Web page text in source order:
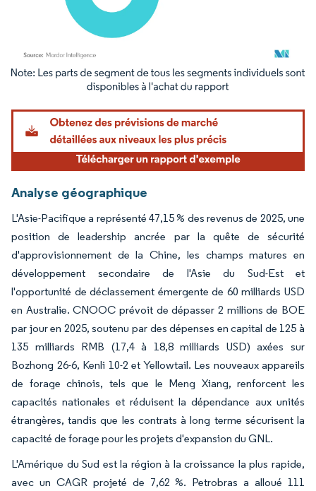
Image © Mordor Intelligence. La réutilisation nécessite une attribution sous CC BY
Analyse géographique
L'Asie-Pacifique a représenté 47,15 % des revenus de 2025, une
position de leadership ancrée par la quête de sécurité
d'approvisionnement de la Chine, les champs matures en
développement secondaire de l'Asie du Sud-Est et
l'opportunité de déclassement émergente de 60 milliards USD
en Australie. CNOOC prévoit de dépasser 2 millions de BOE
par jour en 2025, soutenu par des dépenses en capital de 125 à
135 milliards RMB (17,4 à 18,8 milliards USD) axées sur
Bozhong 26-6, Kenli 10-2 et Yellowtail. Les nouveaux appareils
de forage chinois, tels que le Meng Xiang, renforcent les
capacités nationales et réduisent la dépendance aux unités
étrangères, tandis que les contrats à long terme sécurisent la
capacité de forage pour les projets d'expansion du GNL.
L'Amérique du Sud est la région à la croissance la plus rapide,
avec un CAGR projeté de 7,62 %. Petrobras a alloué 111